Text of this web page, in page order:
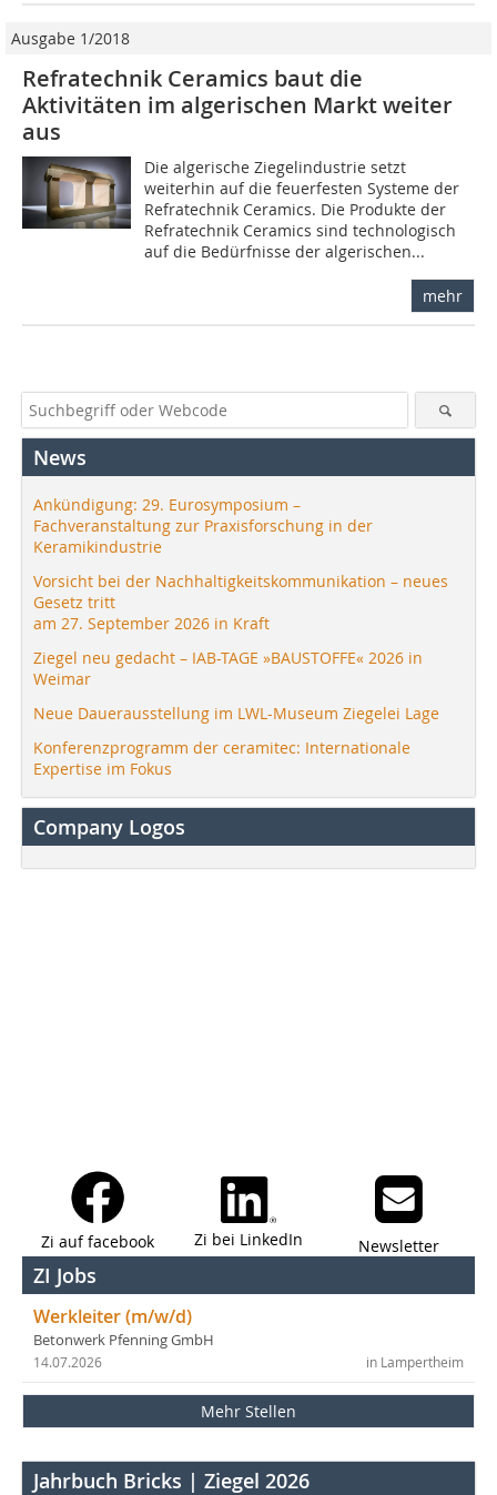
Ausgabe 1/2018
Refratechnik Ceramics baut die
Aktivitäten im algerischen Markt weiter
aus
Die algerische Ziegelindustrie setzt
weiterhin auf die feuerfesten Systeme der
Refratechnik Ceramics. Die Produkte der
Refratechnik Ceramics sind technologisch
auf die Bedürfnisse der algerischen...
mehr
News
Ankündigung: 29. Eurosymposium –
Fachveranstaltung zur Praxisforschung in der
Keramikindustrie
Vorsicht bei der Nachhaltigkeitskommunikation – neues
Gesetz tritt
am 27. September 2026 in Kraft
Ziegel neu gedacht – IAB-TAGE »BAUSTOFFE« 2026 in
Weimar
Neue Dauerausstellung im LWL-Museum Ziegelei Lage
Konferenzprogramm der ceramitec: Internationale
Expertise im Fokus
Company Logos
Zi auf facebook Zi bei LinkedIn Newsletter
ZI Jobs
Werkleiter (m/w/d)
Betonwerk Pfenning GmbH
in Lampertheim
14.07.2026
Mehr Stellen
Jahrbuch Bricks | Ziegel 2026